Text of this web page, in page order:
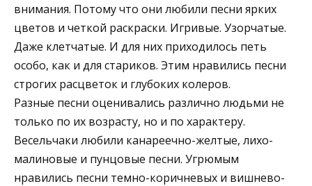
внимания. Потому что они любили песни ярких
цветов и четкой раскраски. Игривые. Узорчатые.
Даже клетчатые. И для них приходилось петь
особо, как и для стариков. Этим нравились песни
строгих расцветок и глубоких колеров.
Разные песни оценивались различно людьми не
только по их возрасту, но и по характеру.
Весельчаки любили канареечно-желтые, лихо-
малиновые и пунцовые песни. Угрюмым
нравились песни темно-коричневых и вишнево-